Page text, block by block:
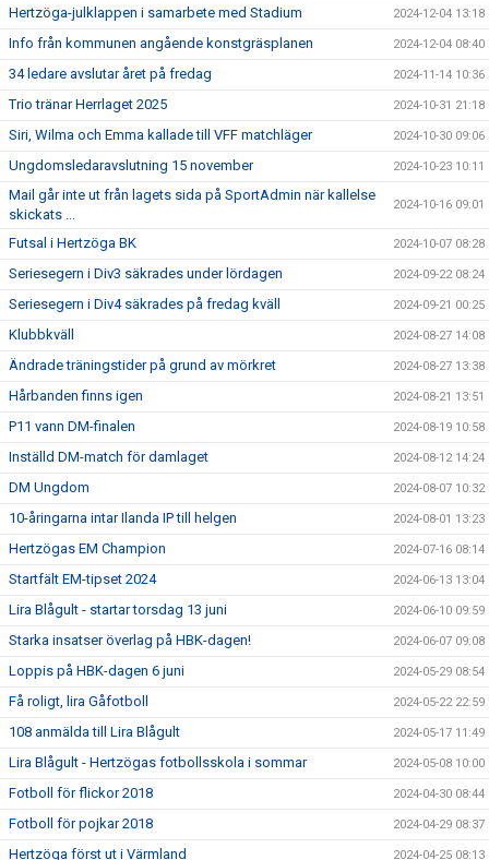
Hertzöga-julklappen i samarbete med Stadium 2024-12-04 13:18
Info från kommunen angående konstgräsplanen 2024-12-04 08:40
34 ledare avslutar året på fredag 2024-11-14 10:36
Trio tränar Herrlaget 2025 2024-10-31 21:18
Siri, Wilma och Emma kallade till VFF matchläger 2024-10-30 09:06
Ungdomsledaravslutning 15 november 2024-10-23 10:11
Mail går inte ut från lagets sida på SportAdmin när kallelse
skickats ...
2024-10-16 09:01
Futsal i Hertzöga BK 2024-10-07 08:28
Seriesegern i Div3 säkrades under lördagen 2024-09-22 08:24
Seriesegern i Div4 säkrades på fredag kväll 2024-09-21 00:25
Klubbkväll 2024-08-27 14:08
Ändrade träningstider på grund av mörkret 2024-08-27 13:38
Hårbanden finns igen 2024-08-21 13:51
P11 vann DM-finalen 2024-08-19 10:58
Inställd DM-match för damlaget 2024-08-12 14:24
DM Ungdom 2024-08-07 10:32
10-åringarna intar Ilanda IP till helgen 2024-08-01 13:23
Hertzögas EM Champion 2024-07-16 08:14
Startfält EM-tipset 2024 2024-06-13 13:04
Lira Blågult - startar torsdag 13 juni 2024-06-10 09:59
Starka insatser överlag på HBK-dagen! 2024-06-07 09:08
Loppis på HBK-dagen 6 juni 2024-05-29 08:54
Få roligt, lira Gåfotboll 2024-05-22 22:59
108 anmälda till Lira Blågult 2024-05-17 11:49
Lira Blågult - Hertzögas fotbollsskola i sommar 2024-05-08 10:00
Fotboll för flickor 2018 2024-04-30 08:44
Fotboll för pojkar 2018 2024-04-29 08:37
Hertzöga först ut i Värmland 2024-04-25 08:13